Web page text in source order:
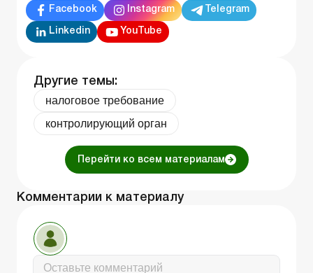
Facebook Instagram Telegram
Linkedin YouTube
Другие темы:
налоговое требование
контролирующий орган
Перейти ко всем материалам
Комментарии к материалу